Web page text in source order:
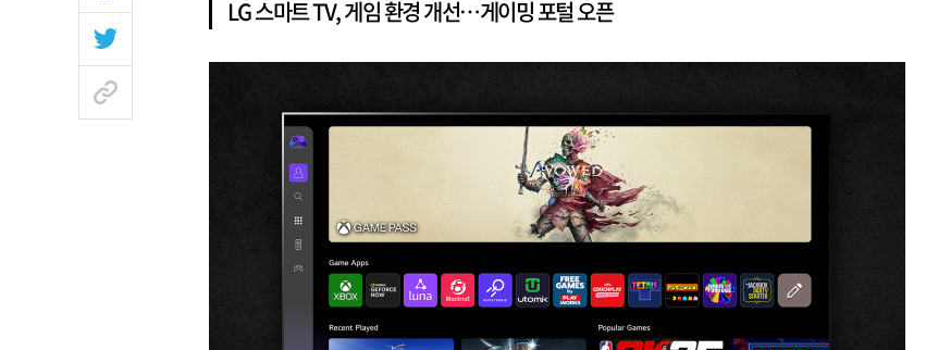
LG 스마트 TV, 게임 환경 개선…게이밍 포털 오픈